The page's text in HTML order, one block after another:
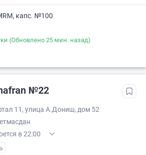
капс. №100
(Обновлено 25 мин. назад)
№22
11, улица А.Дониш, дом 52
в 22:00
XX